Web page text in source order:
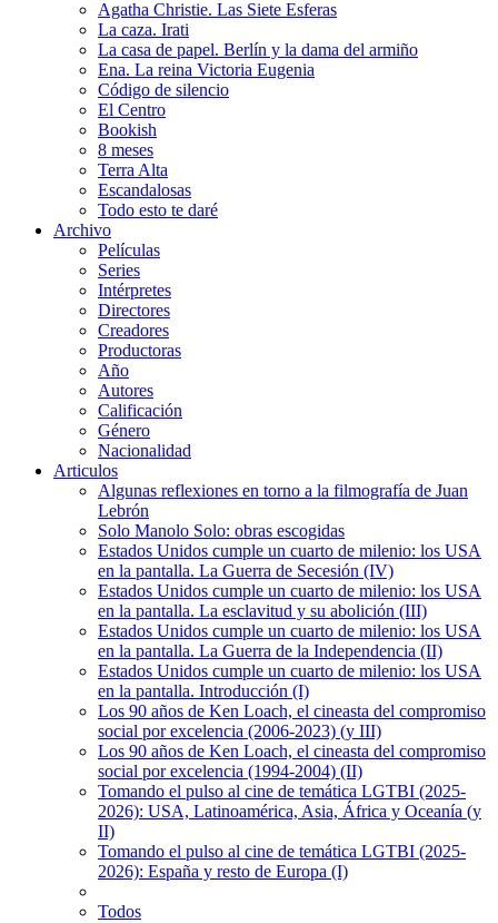
Agatha Christie. Las Siete Esferas
La caza. Irati
La casa de papel. Berlín y la dama del armiño
Ena. La reina Victoria Eugenia
Código de silencio
El Centro
Bookish
8 meses
Terra Alta
Escandalosas
Todo esto te daré
Archivo
Películas
Series
Intérpretes
Directores
Creadores
Productoras
Año
Autores
Calificación
Género
Nacionalidad
Articulos
Algunas reflexiones en torno a la filmografía de Juan
Lebrón
Solo Manolo Solo: obras escogidas
Estados Unidos cumple un cuarto de milenio: los USA
en la pantalla. La Guerra de Secesión (IV)
Estados Unidos cumple un cuarto de milenio: los USA
en la pantalla. La esclavitud y su abolición (III)
Estados Unidos cumple un cuarto de milenio: los USA
en la pantalla. La Guerra de la Independencia (II)
Estados Unidos cumple un cuarto de milenio: los USA
en la pantalla. Introducción (I)
Los 90 años de Ken Loach, el cineasta del compromiso
social por excelencia (2006-2023) (y III)
Los 90 años de Ken Loach, el cineasta del compromiso
social por excelencia (1994-2004) (II)
Tomando el pulso al cine de temática LGTBI (2025-
2026): USA, Latinoamérica, Asia, África y Oceanía (y
II)
Tomando el pulso al cine de temática LGTBI (2025-
2026): España y resto de Europa (I)
Todos